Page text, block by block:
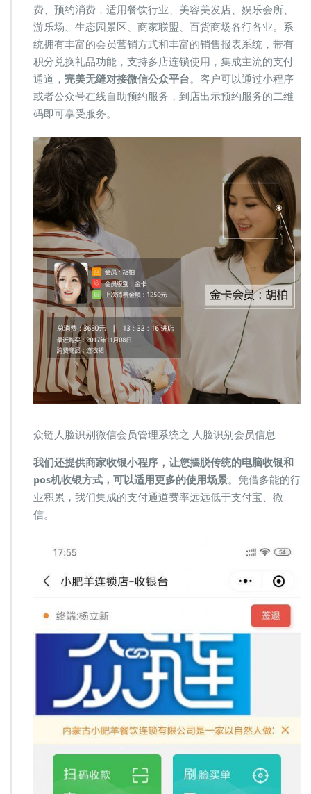
费、预约消费，适用餐饮行业、美容美发店、娱乐会所、
游乐场、生态园景区、商家联盟、百货商场各行各业。系
统拥有丰富的会员营销方式和丰富的销售报表系统，带有
积分兑换礼品功能，支持多店连锁使用，集成主流的支付
通道， 完美无缝对接微信公众平台。客户可以通过小程序
或者公众号在线自助预约服务，到店出示预约服务的二维
码即可享受服务。
众链人脸识别微信会员管理系统之 人脸识别会员信息
我们还提供商家收银小程序，让您摆脱传统的电脑收银和
pos机收银方式，可以适用更多的使用场景。凭借多能的行
业积累，我们集成的支付通道费率远远低于支付宝、微
信。